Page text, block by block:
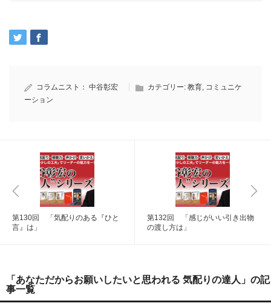
コラムニスト： 中谷彰宏 カテゴリー: 教育 コミュニケ
ーション
第130回 「気配りのある『ひと
言』は」
第132回 「感じがいい引き出物
の渡し方は」
「あなただからお願いしたいと思われる 気配りの達人」の記
事一覧